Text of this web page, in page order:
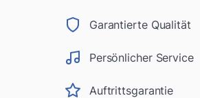
Garantierte Qualität
Persönlicher Service
Auftrittsgarantie